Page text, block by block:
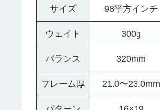
サイズ 98平方インチ
ウェイト 300g
バランス 320mm
フレーム厚 21.0〜23.0mm